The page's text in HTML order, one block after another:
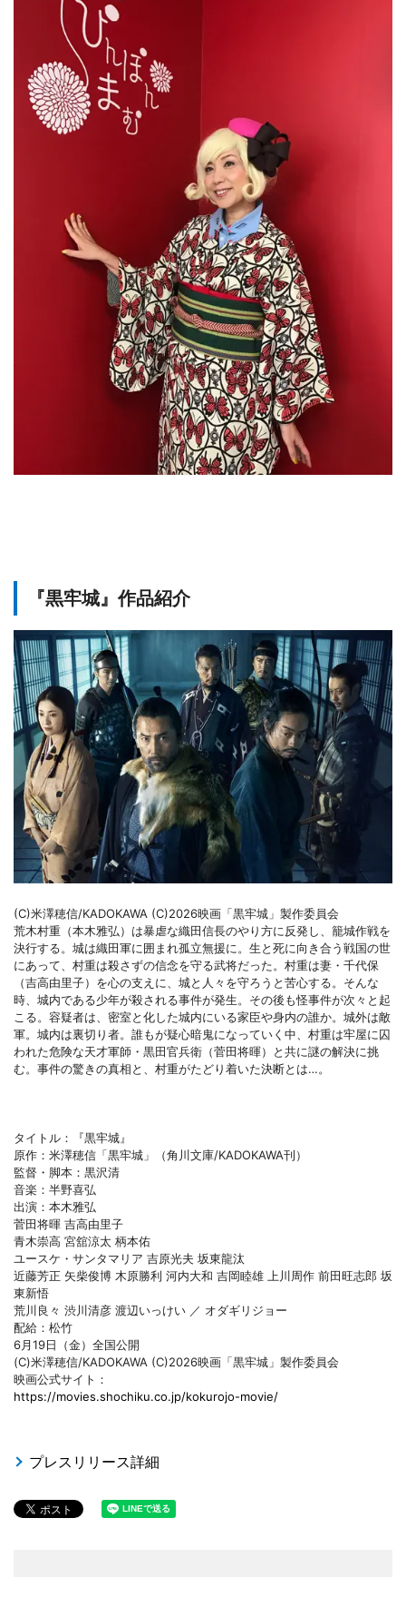
『黒牢城』作品紹介
(C)米澤穂信/KADOKAWA (C)2026映画「黒牢城」製作委員会
荒木村重（本木雅弘）は暴虐な織田信長のやり方に反発し、籠城作戦を
決行する。城は織田軍に囲まれ孤立無援に。生と死に向き合う戦国の世
にあって、村重は殺さずの信念を守る武将だった。村重は妻・千代保
（吉高由里子）を心の支えに、城と人々を守ろうと苦心する。そんな
時、城内である少年が殺される事件が発生。その後も怪事件が次々と起
こる。容疑者は、密室と化した城内にいる家臣や身内の誰か。城外は敵
軍。城内は裏切り者。誰もが疑心暗鬼になっていく中、村重は牢屋に囚
われた危険な天才軍師・黒田官兵衛（菅田将暉）と共に謎の解決に挑
む。事件の驚きの真相と、村重がたどり着いた決断とは…。
タイトル：『黒牢城』
原作：米澤穂信「黒牢城」（角川文庫/KADOKAWA刊）
監督・脚本：黒沢清
音楽：半野喜弘
出演：本木雅弘
菅田将暉 吉高由里子
青木崇高 宮舘涼太 柄本佑
ユースケ・サンタマリア 吉原光夫 坂東龍汰
近藤芳正 矢柴俊博 木原勝利 河内大和 吉岡睦雄 上川周作 前田旺志郎 坂
東新悟
荒川良々 渋川清彦 渡辺いっけい ／ オダギリジョー
配給：松竹
6月19日（金）全国公開
(C)米澤穂信/KADOKAWA (C)2026映画「黒牢城」製作委員会
映画公式サイト：
https://movies.shochiku.co.jp/kokurojo-movie/
プレスリリース詳細